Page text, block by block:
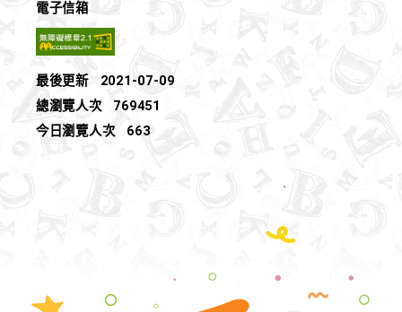
電子信箱
最後更新
2021-07-09
總瀏覽人次
769451
今日瀏覽人次
663